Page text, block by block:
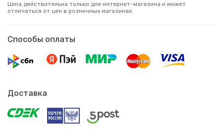
Цена действительна только для интернет-магазина и может
отличаться от цен в розничных магазинах
Способы оплаты
Доставка